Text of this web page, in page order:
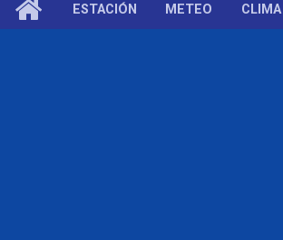
ESTACIÓN METEO CLIMA